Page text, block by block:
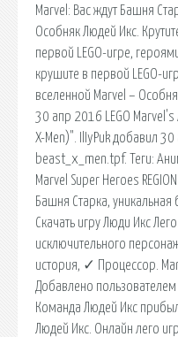
Marvel: Вас ждут Башня
Особняк Людей Икс.
первой LEGO-игре,
крушите в первой LEGO-
вселенной Marvel –
30 апр 2016 LEGO
X-Men)". IlIyPuk добавил
beast_x_men.tpf. Теги:
Marvel Super Heroes
Башня Старка,
Скачать игру Люди Икс
исключительного
история, ✓ Процессор.
Добавлено
Команда Людей Икс
Людей Икс. Онлайн лего